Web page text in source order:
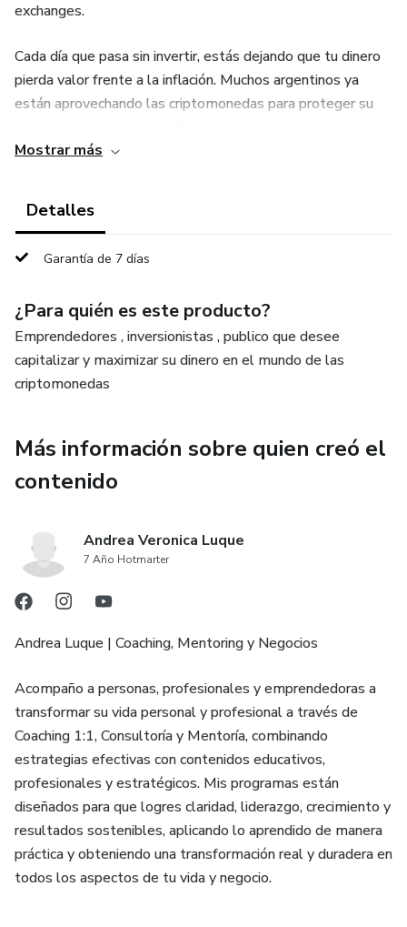
exchanges.
Cada día que pasa sin invertir, estás dejando que tu dinero
pierda valor frente a la inflación. Muchos argentinos ya
están aprovechando las criptomonedas para proteger su
oportunidades que otros ya están aprovechando.
Con esta Guía Práctica para Comprar tus Primeras
✅ Abrir tu wallet de manera segura
✅ Elegir exchanges confiables en Argentina y el mundo
✅ Evitar errores comunes que cuestan dinero
Todo explicado de forma sencilla, con ejemplos reales y
Argentina como si querés operar a nivel global.
Bonus: Tips locales para argentinos: cómo aprovechar
exchanges, stablecoins y pagos digitales, dejando de
perder plata y empezando a ganar dinero con el mundo
digital.
Tu futuro financiero empieza con un clic. No esperes más:
aprendé, invertí y sumate a la revolución cripto hoy mismo.
Mostrar más
Detalles
Garantía de 7 días
¿Para quién es este producto?
Emprendedores , inversionistas , publico que desee
capitalizar y maximizar su dinero en el mundo de las
criptomonedas
Más información sobre quien creó el
contenido
Andrea Veronica Luque
7 Año Hotmarter
Andrea Luque | Coaching, Mentoring y Negocios
Acompaño a personas, profesionales y emprendedoras a
transformar su vida personal y profesional a través de
Coaching 1:1, Consultoría y Mentoría, combinando
estrategias efectivas con contenidos educativos,
profesionales y estratégicos. Mis programas están
diseñados para que logres claridad, liderazgo, crecimiento y
resultados sostenibles, aplicando lo aprendido de manera
práctica y obteniendo una transformación real y duradera en
todos los aspectos de tu vida y negocio.